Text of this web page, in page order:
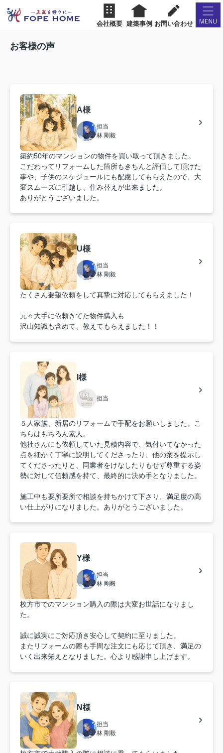
会社概要 建築事例 お問い合わせ
お客様の声
A様
担当
林 剛毅
築約50年のマンションの物件を買い取って頂きました。
こだわってリフォームした箇所もきちんと評価して頂けた
事や、子供のスケジュールにも配慮してもらえたので、大
変スムーズに引越し、住み替えが出来ました。
ありがとうございました。
U様
担当
林 剛毅
たくさん要望依頼をして真摯に対応してもらえました！
元々大手に依頼きてた物件購入も
沢山知識も含めて、教えてもらえました！！
I様
担当
５人家族、新居のリフォームで手配をお願いしました。こ
ちらはもちろん素人。
他社さんにも依頼していた見積内容で、気付いてなかった
点を細かく丁寧に説明してくださったり、他の案を提示し
てくださったりと、同業者をけなしたりもせず尊重する姿
勢に対して信頼感を持て、最終的に決め手となりました。
施工中も要所要所で相談を持ちかけて下さり、満足度の高
い仕上がりになりました。ありがとうございました。
Y様
担当
林 剛毅
枚方市でのマンション購入の際は大変お世話になりまし
た。
誠に誠実にご対応頂き安心して契約に至りました。
またリフォームの際も手間な注文にも応じて頂き、満足の
いく出来栄えとなりました。心より感謝申し上げます。
N様
担当
林 剛毅